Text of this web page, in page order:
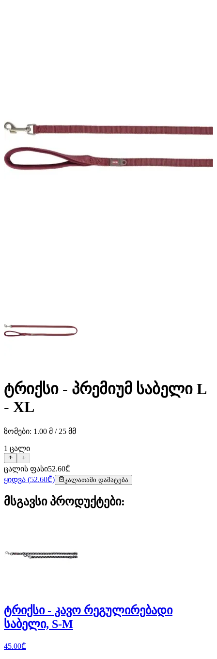
ტრიქსი - პრემიუმ საბელი L
- XL
ზომები: 1.00 მ / 25 მმ
1 ცალი
ცალის ფასი52.60₾
ყიდვა (52.60₾) კალათაში დამატება
მსგავსი პროდუქტები:
ტრიქსი - კავო რეგულირებადი
საბელი, S-M
45.00₾